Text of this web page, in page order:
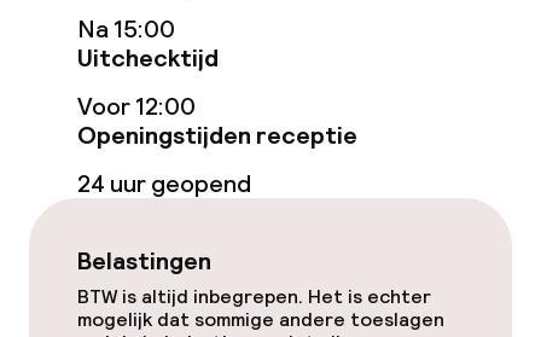
Restaurant
Bar
Eet- en drinkdiensten
Diner à la carte
Na 15:00
Uitchecktijd
Voor 12:00
Openingstijden receptie
24 uur geopend
Belastingen
BTW is altijd inbegrepen. Het is echter
mogelijk dat sommige andere toeslagen